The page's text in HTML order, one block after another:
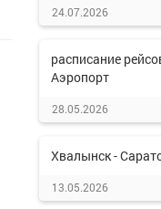
24.07.2026
расписание
Аэропорт
28.05.2026
Хвалынск -
13.05.2026